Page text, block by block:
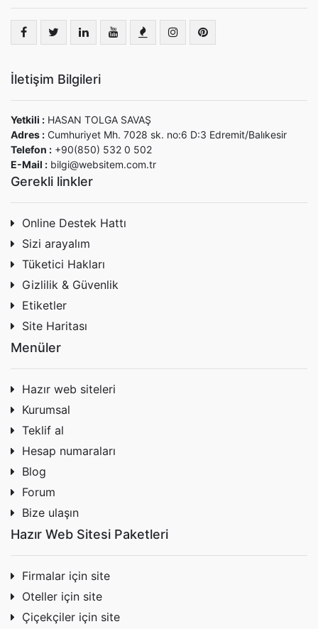
İletişim Bilgileri
Yetkili : HASAN TOLGA SAVAŞ
Adres : Cumhuriyet Mh. 7028 sk. no:6 D:3 Edremit/Balıkesir
Telefon : +90(850) 532 0 502
E-Mail : bilgi@websitem.com.tr
Gerekli linkler
Online Destek Hattı
Sizi arayalım
Tüketici Hakları
Gizlilik & Güvenlik
Etiketler
Site Haritası
Menüler
Hazır web siteleri
Kurumsal
Teklif al
Hesap numaraları
Blog
Forum
Bize ulaşın
Hazır Web Sitesi Paketleri
Firmalar için site
Oteller için site
Çiçekçiler için site